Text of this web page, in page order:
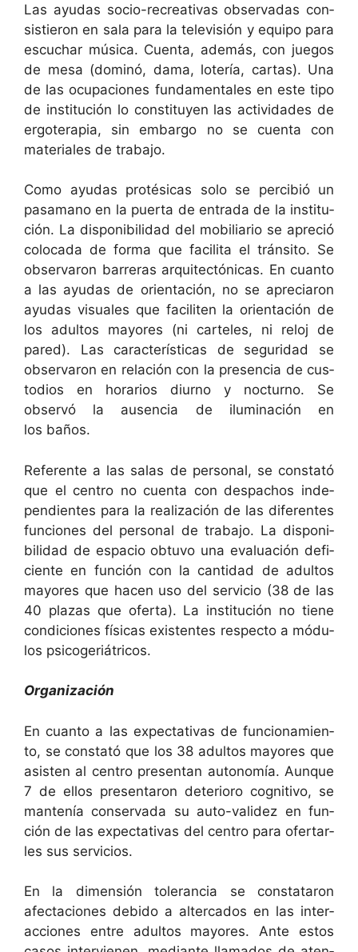
Las ayu­das socio-recre­ati­vas obser­vadas con­
sistieron en sala para la tele­visión y equipo para
escuchar músi­ca. Cuen­ta, además, con jue­gos
de mesa (dom­inó, dama, lotería, car­tas). Una
de las ocu­pa­ciones fun­da­men­tales en este tipo
de insti­tu­ción lo con­sti­tuyen las activi­dades de
ergoter­apia, sin embar­go no se cuen­ta con
mate­ri­ales de trabajo.
Como ayu­das pro­tési­cas solo se percibió un
pasamano en la puer­ta de entra­da de la insti­tu­
ción. La disponi­bil­i­dad del mobil­iario se apre­ció
colo­ca­da de for­ma que facili­ta el trán­si­to. Se
obser­varon bar­reras arqui­tec­tóni­cas. En cuan­to
a las ayu­das de ori­entación, no se apre­cia­ron
ayu­das visuales que faciliten la ori­entación de
los adul­tos may­ores (ni carte­les, ni reloj de
pared). Las car­ac­terís­ti­cas de seguri­dad se
obser­varon en relación con la pres­en­cia de cus­
to­dios en horar­ios diurno y noc­turno. Se
observó la ausen­cia de ilu­mi­nación en
los baños.
Ref­er­ente a las salas de per­son­al, se con­stató
que el cen­tro no cuen­ta con despa­chos inde­
pen­di­entes para la real­ización de las difer­entes
fun­ciones del per­son­al de tra­ba­jo. La disponi­
bil­i­dad de espa­cio obtu­vo una eval­u­ación defi­
ciente en fun­ción con la can­ti­dad de adul­tos
may­ores que hacen uso del ser­vi­cio (38 de las
40 plazas que ofer­ta). La insti­tu­ción no tiene
condi­ciones físi­cas exis­tentes respec­to a módu­
los psicogeriátricos.
Orga­ni­zación
En cuan­to a las expec­ta­ti­vas de fun­cionamien­
to, se con­stató que los 38 adul­tos may­ores que
asis­ten al cen­tro pre­sen­tan autonomía. Aunque
7 de ellos pre­sen­taron dete­ri­oro cog­ni­ti­vo, se
man­tenía con­ser­va­da su auto-validez en fun­
ción de las expec­ta­ti­vas del cen­tro para ofer­tar­
les sus servicios.
En la dimen­sión tol­er­an­cia se con­stataron
afecta­ciones debido a alter­ca­dos en las inter­
ac­ciones entre adul­tos may­ores. Ante estos